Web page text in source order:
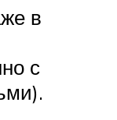
в
с